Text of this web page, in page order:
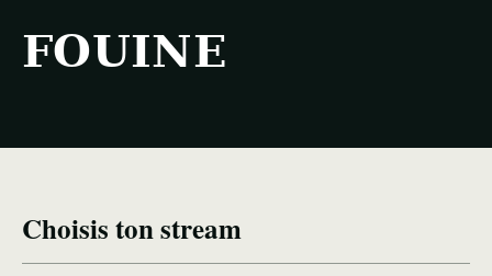
FOUINE
Choisis ton stream